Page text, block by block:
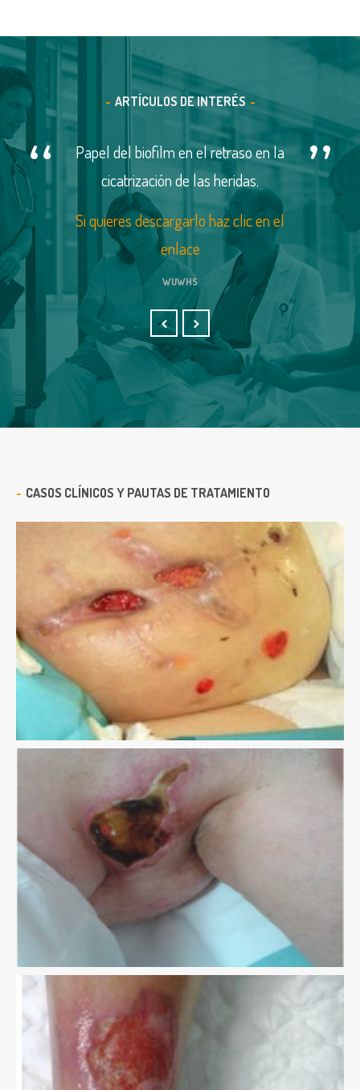
ARTÍCULOS DE INTERÉS
Papel del biofilm en el retraso en la
cicatrización de las heridas.
Si quieres descargarlo haz clic en el
enlace
WUWHS
CASOS CLÍNICOS Y PAUTAS DE TRATAMIENTO